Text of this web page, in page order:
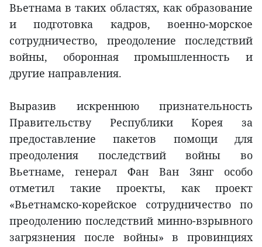
Вьетнама в таких областях, как образование
и подготовка кадров, военно-морское
сотрудничество, преодоление последствий
войны, оборонная промышленность и
другие направления.
Выразив искреннюю признательность
Правительству Республики Корея за
предоставление пакетов помощи для
преодоления последствий войны во
Вьетнаме, генерал Фан Ван Зянг особо
отметил такие проекты, как проект
«Вьетнамско-корейское сотрудничество по
преодолению последствий минно-взрывного
загрязнения после войны» в провинциях